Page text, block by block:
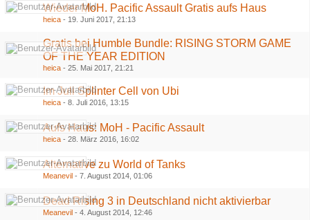
Wieder MoH. Pacific Assault Gratis aufs Haus
heica - 19. Juni 2017, 21:13
Gratis bei Humble Bundle: RISING STORM GAME
OF THE YEAR EDITION
heica - 25. Mai 2017, 21:21
Im Juli Splinter Cell von Ubi
heica - 8. Juli 2016, 13:15
Aufs Haus: MoH - Pacific Assault
heica - 28. März 2016, 16:02
Alternative zu World of Tanks
Meanevil - 7. August 2014, 01:06
Dead Rising 3 in Deutschland nicht aktivierbar
Meanevil - 4. August 2014, 12:46